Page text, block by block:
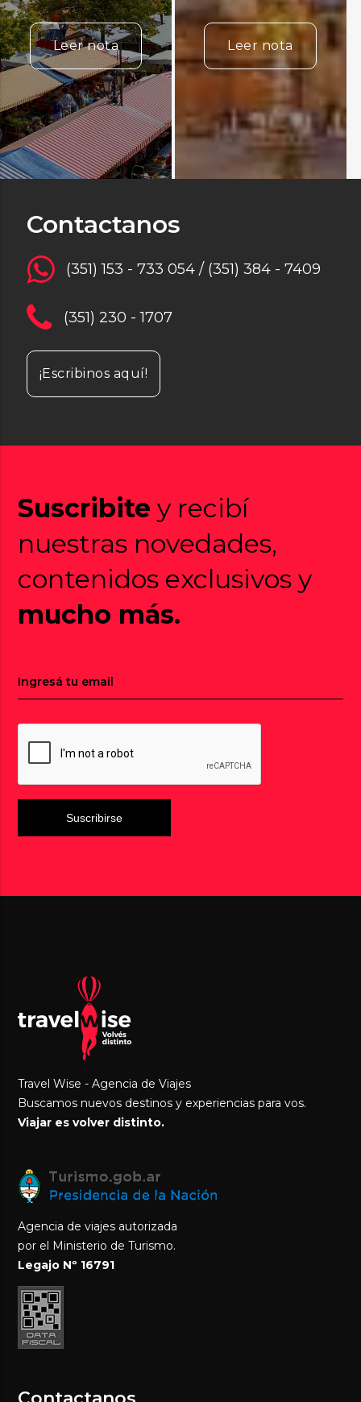
Leer nota Leer nota
Contactanos
(351) 153 - 733 054 / (351) 384 - 7409
(351) 230 - 1707
¡Escribinos aquí!
Suscribite y recibí
nuestras novedades,
contenidos exclusivos y
mucho más.
Travel Wise - Agencia de Viajes
Buscamos nuevos destinos y experiencias para vos.
Viajar es volver distinto.
Agencia de viajes autorizada
por el Ministerio de Turismo.
Legajo Nº 16791